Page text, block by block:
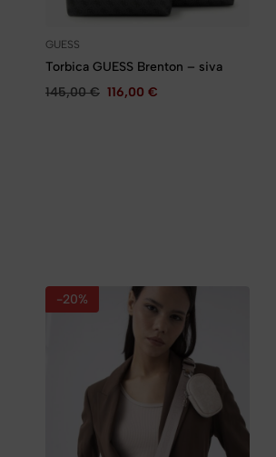
GUESS
Torbica GUESS Brenton – siva
145,00€ 116,00 €
-20%